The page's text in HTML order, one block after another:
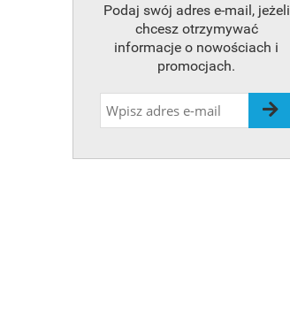
Podaj swój adres e-mail, jeżeli
chcesz otrzymywać
informacje o nowościach i
promocjach.